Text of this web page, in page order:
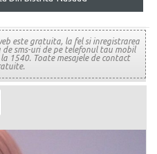
este gratuita, la fel si inregistrarea
sms-uri de pe telefonul tau mobil
1540. Toate mesajele de contact